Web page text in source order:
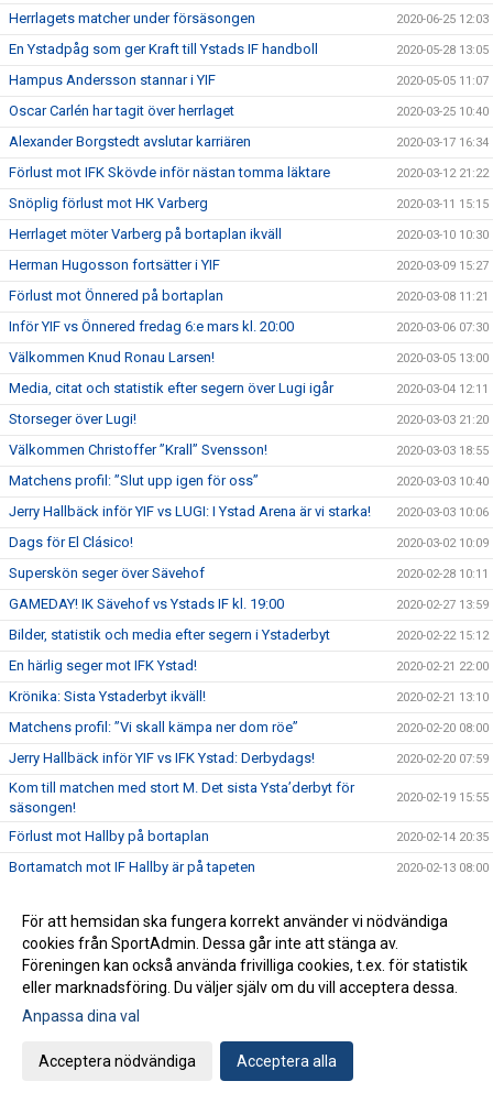
Herrlagets matcher under försäsongen 2020-06-25 12:03
En Ystadpåg som ger Kraft till Ystads IF handboll 2020-05-28 13:05
Hampus Andersson stannar i YIF 2020-05-05 11:07
Oscar Carlén har tagit över herrlaget 2020-03-25 10:40
Alexander Borgstedt avslutar karriären 2020-03-17 16:34
Förlust mot IFK Skövde inför nästan tomma läktare 2020-03-12 21:22
Snöplig förlust mot HK Varberg 2020-03-11 15:15
Herrlaget möter Varberg på bortaplan ikväll 2020-03-10 10:30
Herman Hugosson fortsätter i YIF 2020-03-09 15:27
Förlust mot Önnered på bortaplan 2020-03-08 11:21
Inför YIF vs Önnered fredag 6:e mars kl. 20:00 2020-03-06 07:30
Välkommen Knud Ronau Larsen! 2020-03-05 13:00
Media, citat och statistik efter segern över Lugi igår 2020-03-04 12:11
Storseger över Lugi! 2020-03-03 21:20
Välkommen Christoffer ”Krall” Svensson! 2020-03-03 18:55
Matchens profil: ”Slut upp igen för oss” 2020-03-03 10:40
Jerry Hallbäck inför YIF vs LUGI: I Ystad Arena är vi starka! 2020-03-03 10:06
Dags för El Clásico! 2020-03-02 10:09
Superskön seger över Sävehof 2020-02-28 10:11
GAMEDAY! IK Sävehof vs Ystads IF kl. 19:00 2020-02-27 13:59
Bilder, statistik och media efter segern i Ystaderbyt 2020-02-22 15:12
En härlig seger mot IFK Ystad! 2020-02-21 22:00
Krönika: Sista Ystaderbyt ikväll! 2020-02-21 13:10
Matchens profil: ”Vi skall kämpa ner dom röe” 2020-02-20 08:00
Jerry Hallbäck inför YIF vs IFK Ystad: Derbydags! 2020-02-20 07:59
Kom till matchen med stort M. Det sista Ysta’derbyt för
säsongen!
2020-02-19 15:55
Förlust mot Hallby på bortaplan 2020-02-14 20:35
Bortamatch mot IF Hallby är på tapeten 2020-02-13 08:00
En krigarseger mot HK Malmö! 2020-02-07 21:50
Jerry Hallbäck: Tufft & hårt Skåndederby på G 2020-02-06 16:12
Matchens profil: Fredagsmatch och gött med helg! 2020-02-06 15:54
Filip Pettersson förlänger med Ystads IF
Uddamålsförlust mot Alingsås HK
Dags att möta serieledarna Alingsås
För att hemsidan ska fungera korrekt använder vi nödvändiga
cookies från SportAdmin. Dessa går inte att stänga av.
Föreningen kan också använda frivilliga cookies, t.ex. för statistik
eller marknadsföring. Du väljer själv om du vill acceptera dessa.
Anpassa dina val
Acceptera nödvändiga Acceptera alla